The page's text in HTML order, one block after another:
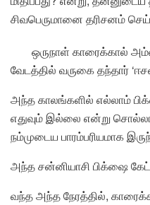
சிவபெருமானை தரிசனம்
ஒருநாள் காரைக்கால்
வேடத்தில் வருகை தந்தார்
அந்த காலங்களில் எல்லாம்
எதுவும் இல்லை என்று
நம்முடைய பாரம்பரியமாக
அந்த சன்னியாசி பிக்ஷை
வந்த அந்த நேரத்தில்,